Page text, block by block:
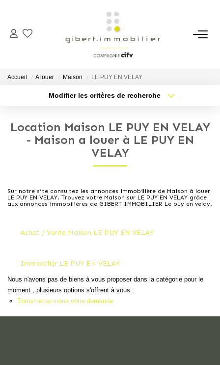
ACHETER
Maisons
Parkings
Immeubles
Terrains
LOUER
Locaux Professionnels
Dossier De Candidature
ESTIMER
Accueil A louer Maison LE PUY EN VELAY
Modifier les critères de recherche
Sélectionnez...
Type de bien
Nb pièces min.
Location Maison LE PUY EN VELAY
- Maison a louer à LE PUY EN
VELAY
Sur notre site consultez les annonces immobilière de Maison à louer
LE PUY EN VELAY. Trouvez votre Maison sur LE PUY EN VELAY grâce
aux annonces immobilières de GIBERT IMMOBILIER Le puy en velay.
Achat / Vente Maison LE PUY EN VELAY
Immobilier LE PUY EN VELAY
Nous n'avons pas de biens à vous proposer dans la catégorie pour le
moment , plusieurs options s'offrent à vous :
Transmettez-nous votre demande